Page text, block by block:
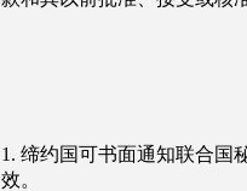
1. 缔约国可书面通知联合国
效。